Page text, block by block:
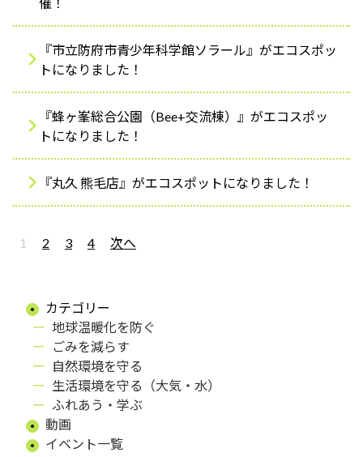
『市立防府市青少年科学館ソラール』がエコスポッ
トになりました！
『蜂ヶ峯総合公園（Bee+交流棟）』がエコスポッ
トになりました！
『丸久 熊毛店』がエコスポットになりました！
1 2 3 4 次へ
カテゴリー
地球温暖化を防ぐ
ごみを減らす
自然環境を守る
生活環境を守る（大気・水）
ふれあう・学ぶ
動画
イベント一覧